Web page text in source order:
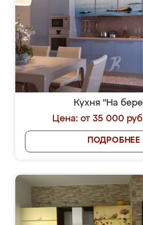
Кухня "На
Цена: от 35 000
ПОДРОБНЕЕ